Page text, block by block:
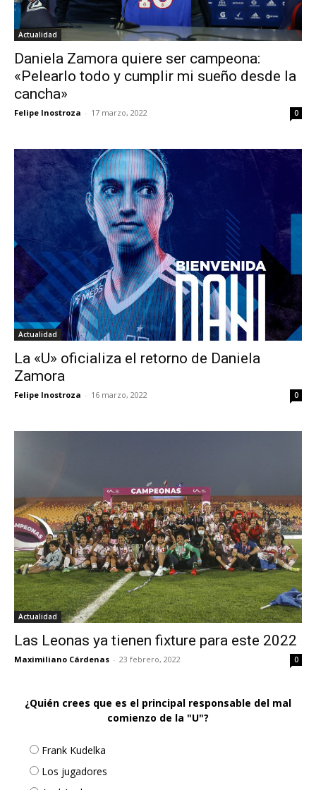
Actualidad
Daniela Zamora quiere ser campeona:
«Pelearlo todo y cumplir mi sueño desde la
cancha»
Felipe Inostroza - 17 marzo, 2022 0
Actualidad
La «U» oficializa el retorno de Daniela
Zamora
Felipe Inostroza - 16 marzo, 2022 0
Actualidad
Las Leonas ya tienen fixture para este 2022
Maximiliano Cárdenas - 23 febrero, 2022 0
¿Quién crees que es el principal responsable del mal
comienzo de la "U"?
Frank Kudelka
Los jugadores